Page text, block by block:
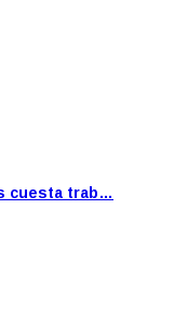
cuesta trab…